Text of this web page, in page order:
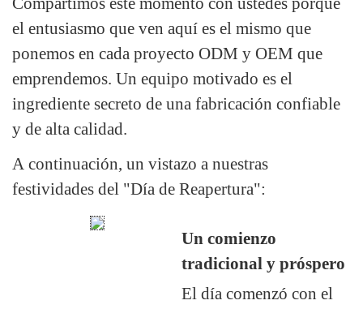
el entusiasmo que ven aquí es el mismo que
ponemos en cada proyecto ODM y OEM que
emprendemos. Un equipo motivado es el
ingrediente secreto de una fabricación confiable
y de alta calidad.
A continuación, un vistazo a nuestras
festividades del "Día de Reapertura":
Un comienzo
tradicional y próspero
El día comenzó con el